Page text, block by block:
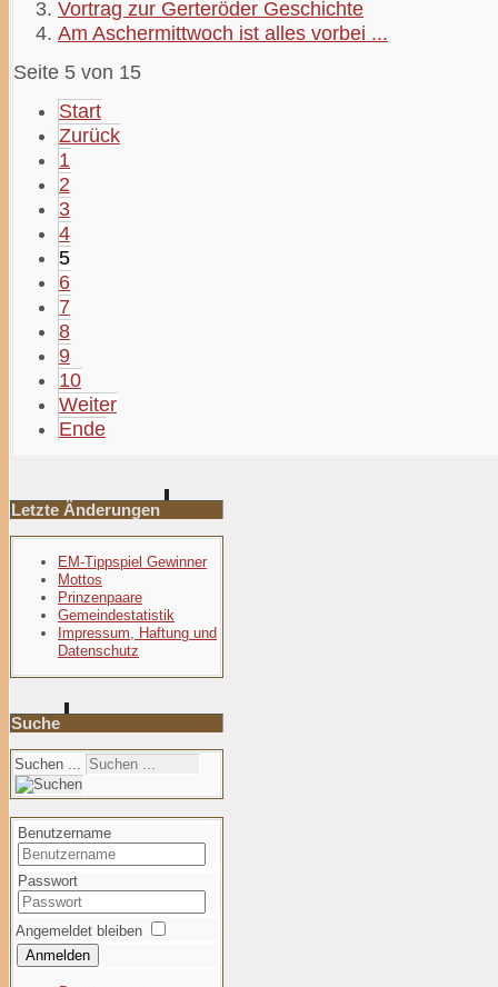
Vortrag zur Gerteröder Geschichte
Am Aschermittwoch ist alles vorbei ...
Seite 5 von 15
Start
Zurück
1
2
3
4
5
6
7
8
9
10
Weiter
Ende
Letzte Änderungen
EM-Tippspiel Gewinner
Mottos
Prinzenpaare
Gemeindestatistik
Impressum, Haftung und
Datenschutz
Suche
Suchen ...
Benutzername
Passwort
Angemeldet bleiben
Anmelden